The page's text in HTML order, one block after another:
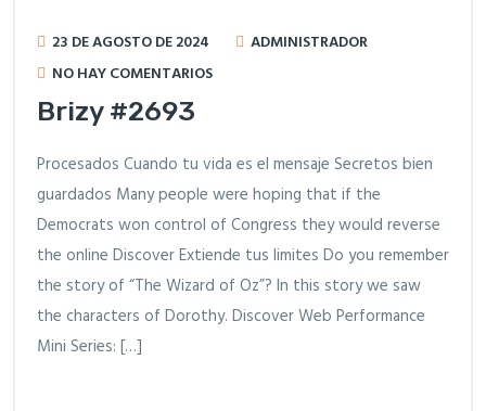
23 DE AGOSTO DE 2024
ADMINISTRADOR
NO HAY COMENTARIOS
Brizy #2693
Procesados Cuando tu vida es el mensaje Secretos bien
guardados Many people were hoping that if the
Democrats won control of Congress they would reverse
the online Discover Extiende tus limites Do you remember
the story of “The Wizard of Oz”? In this story we saw
the characters of Dorothy. Discover Web Performance
Mini Series: […]